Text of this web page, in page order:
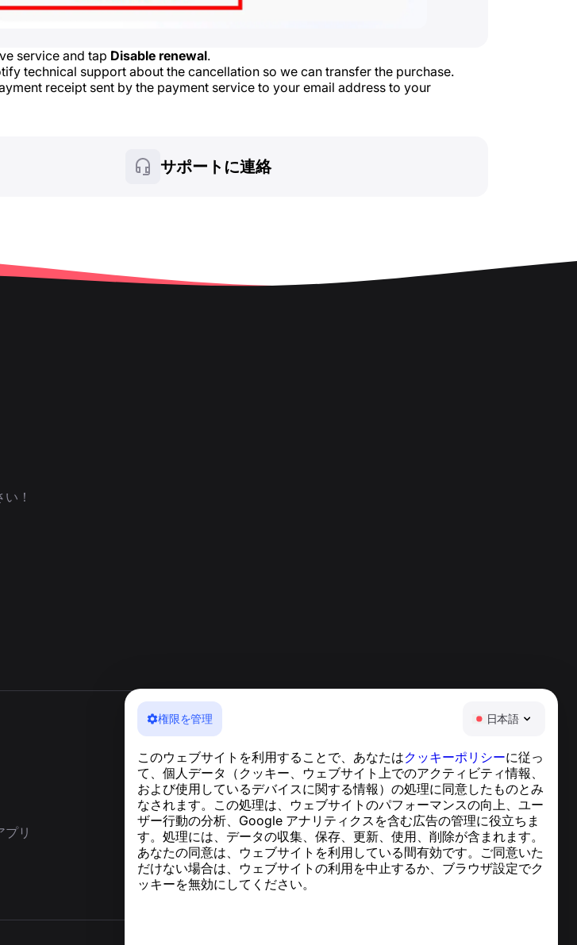
権限を管理 日本語
このウェブサイトを利用することで、あなたはクッキーポリシーに従っ
て、個人データ（クッキー、ウェブサイト上でのアクティビティ情報、
および使用しているデバイスに関する情報）の処理に同意したものとみ
なされます。この処理は、ウェブサイトのパフォーマンスの向上、ユー
ザー行動の分析、Google アナリティクスを含む広告の管理に役立ちま
す。処理には、データの収集、保存、更新、使用、削除が含まれます。
あなたの同意は、ウェブサイトを利用している間有効です。ご同意いた
だけない場合は、ウェブサイトの利用を中止するか、ブラウザ設定でク
ッキーを無効にしてください。
service and tap Disable renewal.
technical support about the cancellation so we can transfer the purchase.
receipt sent by the payment service to your email address to your
サポートに連絡
！
リ
ヘルプセンター
ニュースと記事
プロジェクトについて
連絡先